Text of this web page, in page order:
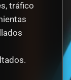
tráfico